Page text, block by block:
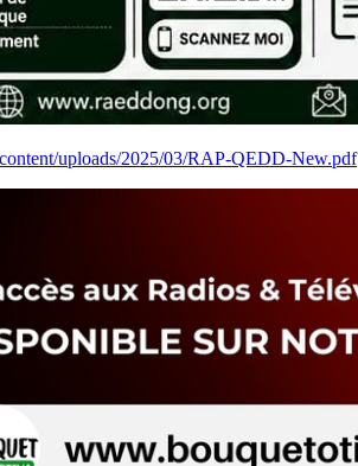
uploads/2025/03/RAP-QEDD-New.pdf